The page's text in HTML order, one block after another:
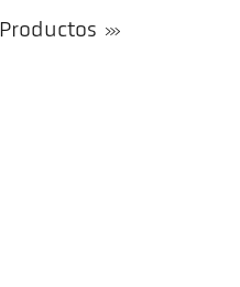
Productos